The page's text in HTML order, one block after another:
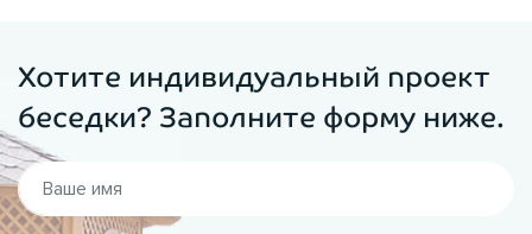
Хотите индивидуальный проект
беседки? Заполните форму ниже.